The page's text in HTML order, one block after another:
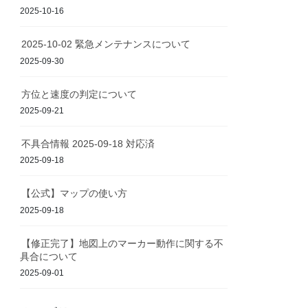
2025-10-16
2025-10-02 緊急メンテナンスについて
2025-09-30
方位と速度の判定について
2025-09-21
不具合情報 2025-09-18 対応済
2025-09-18
【公式】マップの使い方
2025-09-18
【修正完了】地図上のマーカー動作に関する不
具合について
2025-09-01